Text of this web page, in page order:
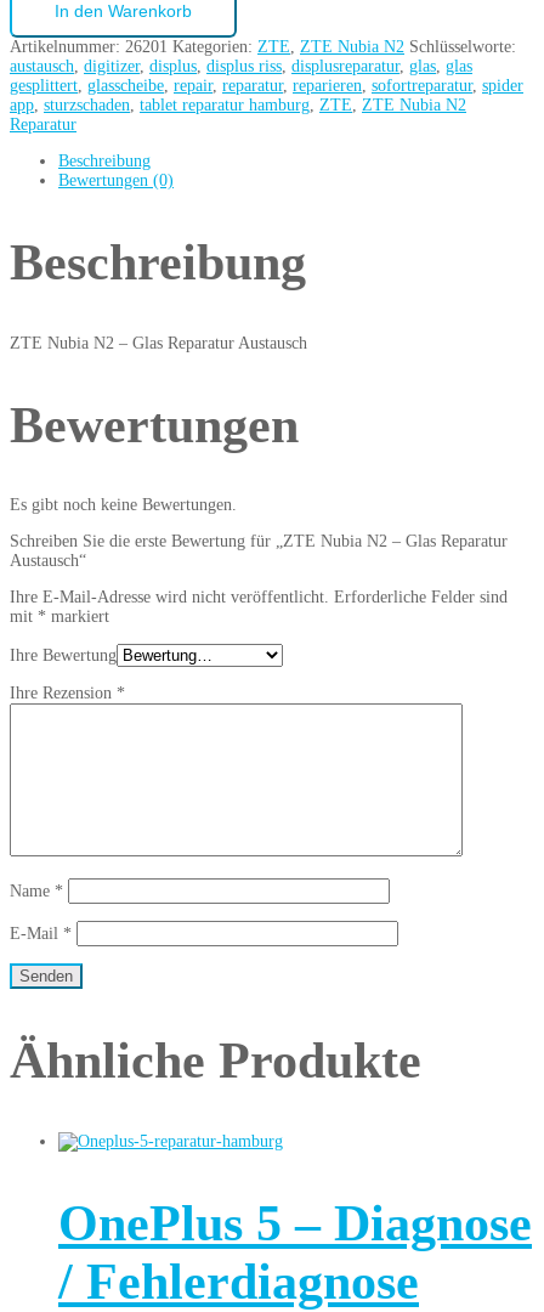
In den Warenkorb
Artikelnummer: 26201 Kategorien: ZTE, ZTE Nubia N2 Schlüsselworte:
austausch, digitizer, displus, displus riss, displusreparatur, glas, glas
gesplittert, glasscheibe, repair, reparatur, reparieren, sofortreparatur, spider
app, sturzschaden, tablet reparatur hamburg, ZTE, ZTE Nubia N2
Reparatur
Beschreibung
Bewertungen (0)
Beschreibung
ZTE Nubia N2 – Glas Reparatur Austausch
Bewertungen
Es gibt noch keine Bewertungen.
Schreiben Sie die erste Bewertung für „ZTE Nubia N2 – Glas Reparatur
Austausch“
Ihre E-Mail-Adresse wird nicht veröffentlicht. Erforderliche Felder sind
mit * markiert
Ihre Bewertung
Ihre Rezension *
Name *
E-Mail *
Ähnliche Produkte
OnePlus 5 – Diagnose
/ Fehlerdiagnose